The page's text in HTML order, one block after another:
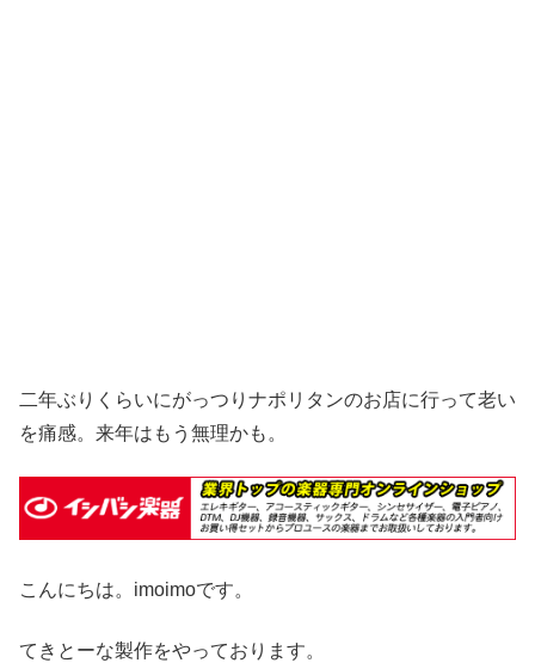
二年ぶりくらいにがっつりナポリタンのお店に行って老い
を痛感。来年はもう無理かも。
こんにちは。imoimoです。
てきとーな製作をやっております。